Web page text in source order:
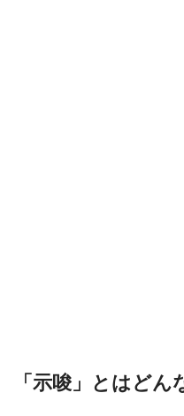
「示唆」とはどん